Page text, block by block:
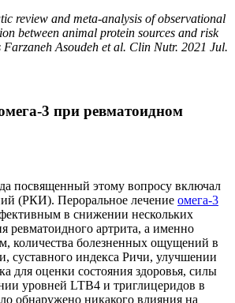
review and meta-analysis of observational
between animal protein sources and risk
Asoudeh et al. Clin Nutr. 2021 Jul.
3 при ревматоидном
посвященный этому вопросу включал
(РКИ). Пероральное лечение омега-3
в снижении нескольких
ревматоидного артрита, а именно
количества болезненных ощущений в
суставного индекса Ричи, улучшении
для оценки состояния здоровья, силы
уровней LTB4 и триглицеридов в
обнаружено никакого влияния на